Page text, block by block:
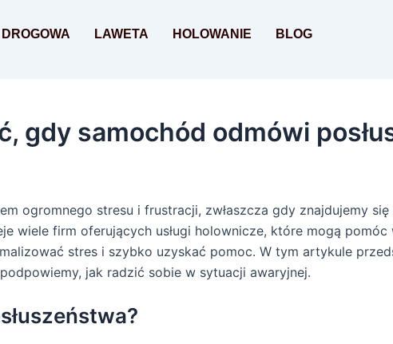
LAWETA HOLOWANIE BLOG
gdy samochód odmówi
ogromnego stresu i frustracji, zwłaszcza gdy znajdujemy
wiele firm oferujących usługi holownicze, które mogą
stres i szybko uzyskać pomoc. W tym artykule
jak radzić sobie w sytuacji awaryjnej.